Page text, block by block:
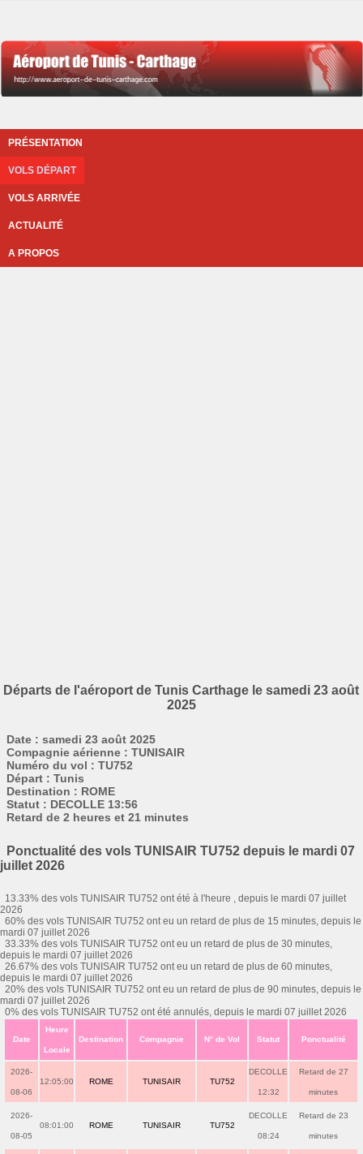
PRÉSENTATION
VOLS DÉPART
VOLS ARRIVÉE
ACTUALITÉ
A PROPOS
Départs de l'aéroport de Tunis Carthage le samedi 23 août
2025
Date : samedi 23 août 2025
Compagnie aérienne : TUNISAIR
Numéro du vol : TU752
Départ : Tunis
Destination : ROME
Statut : DECOLLE 13:56
Retard de 2 heures et 21 minutes
Ponctualité des vols TUNISAIR TU752 depuis le mardi 07
juillet 2026
13.33% des vols TUNISAIR TU752 ont été à l'heure , depuis le mardi 07 juillet
2026
60% des vols TUNISAIR TU752 ont eu un retard de plus de 15 minutes, depuis le
mardi 07 juillet 2026
33.33% des vols TUNISAIR TU752 ont eu un retard de plus de 30 minutes,
depuis le mardi 07 juillet 2026
26.67% des vols TUNISAIR TU752 ont eu un retard de plus de 60 minutes,
depuis le mardi 07 juillet 2026
20% des vols TUNISAIR TU752 ont eu un retard de plus de 90 minutes, depuis le
mardi 07 juillet 2026
0% des vols TUNISAIR TU752 ont été annulés, depuis le mardi 07 juillet 2026
Date
Heure
Locale
Destination Compagnie N° de Vol Statut Ponctualité
2026-
08-06
12:05:00 ROME TUNISAIR TU752
DECOLLE
12:32
Retard de 27
minutes
2026-
08-05
08:01:00 ROME TUNISAIR TU752
DECOLLE
08:24
Retard de 23
minutes